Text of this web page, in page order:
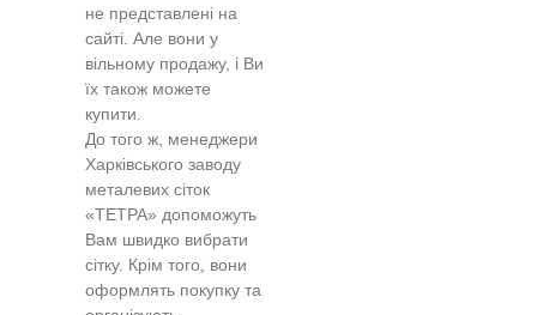
не представлені на
сайті. Але вони у
вільному продажу, і Ви
їх також можете
купити.
До того ж, менеджери
Харківського заводу
металевих сіток
«ТЕТРА» допоможуть
Вам швидко вибрати
сітку. Крім того, вони
оформлять покупку та